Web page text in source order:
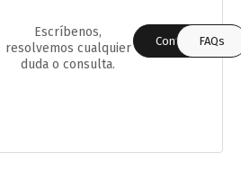
Escríbenos,
resolvemos cualquier
duda o consulta.
Contáctanos
FAQs